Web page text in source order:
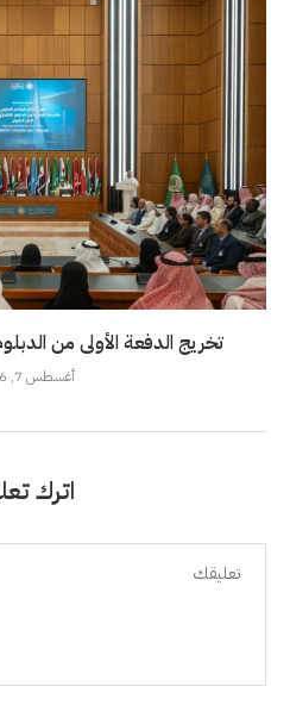
تخريج الدفعة الأولى من
أغسطس 7, 2026
اترك